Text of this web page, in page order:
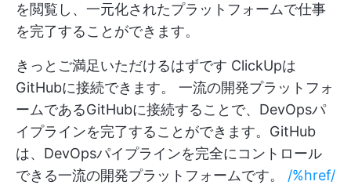
を閲覧し、一元化されたプラットフォームで仕事
を完了することができます。
きっとご満足いただけるはずです ClickUpは
GitHubに接続できます。
一流の開発プラットフォ
ームであるGitHubに接続することで、DevOpsパ
イプラインを完了することができます。GitHub
は、DevOpsパイプラインを完全にコントロール
できる一流の開発プラットフォームです。 /%href/